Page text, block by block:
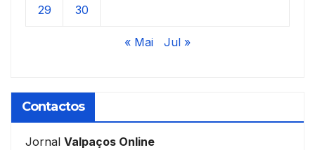
29 30
« Mai Jul »
Contactos
Jornal Valpaços Online